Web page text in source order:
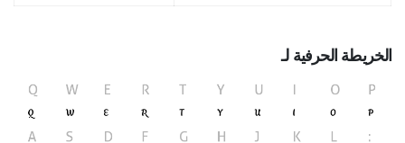
الخريطة الحرفية لـ